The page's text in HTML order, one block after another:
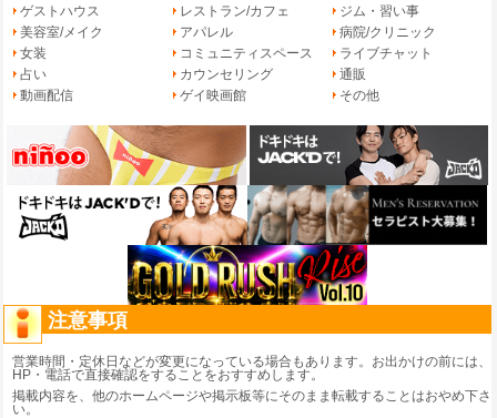
ゲストハウス
レストラン/カフェ
ジム・習い事
美容室/メイク
アパレル
病院/クリニック
女装
コミュニティスペース
ライブチャット
占い
カウンセリング
通販
動画配信
ゲイ映画館 その他
注意事項
営業時間・定休日などが変更になっている場合もあります。お出かけの前には、
HP・電話で直接確認をすることをおすすめします。
掲載内容を、他のホームページや掲示板等にそのまま転載することはおやめ下さ
い。